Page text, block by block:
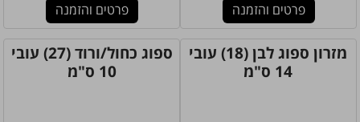
פרטים והזמנה פרטים והזמנה
מזרון ספוג לבן (18) עובי
14 ס"מ
ספוג כחול/ורוד (27) עובי
10 ס"מ